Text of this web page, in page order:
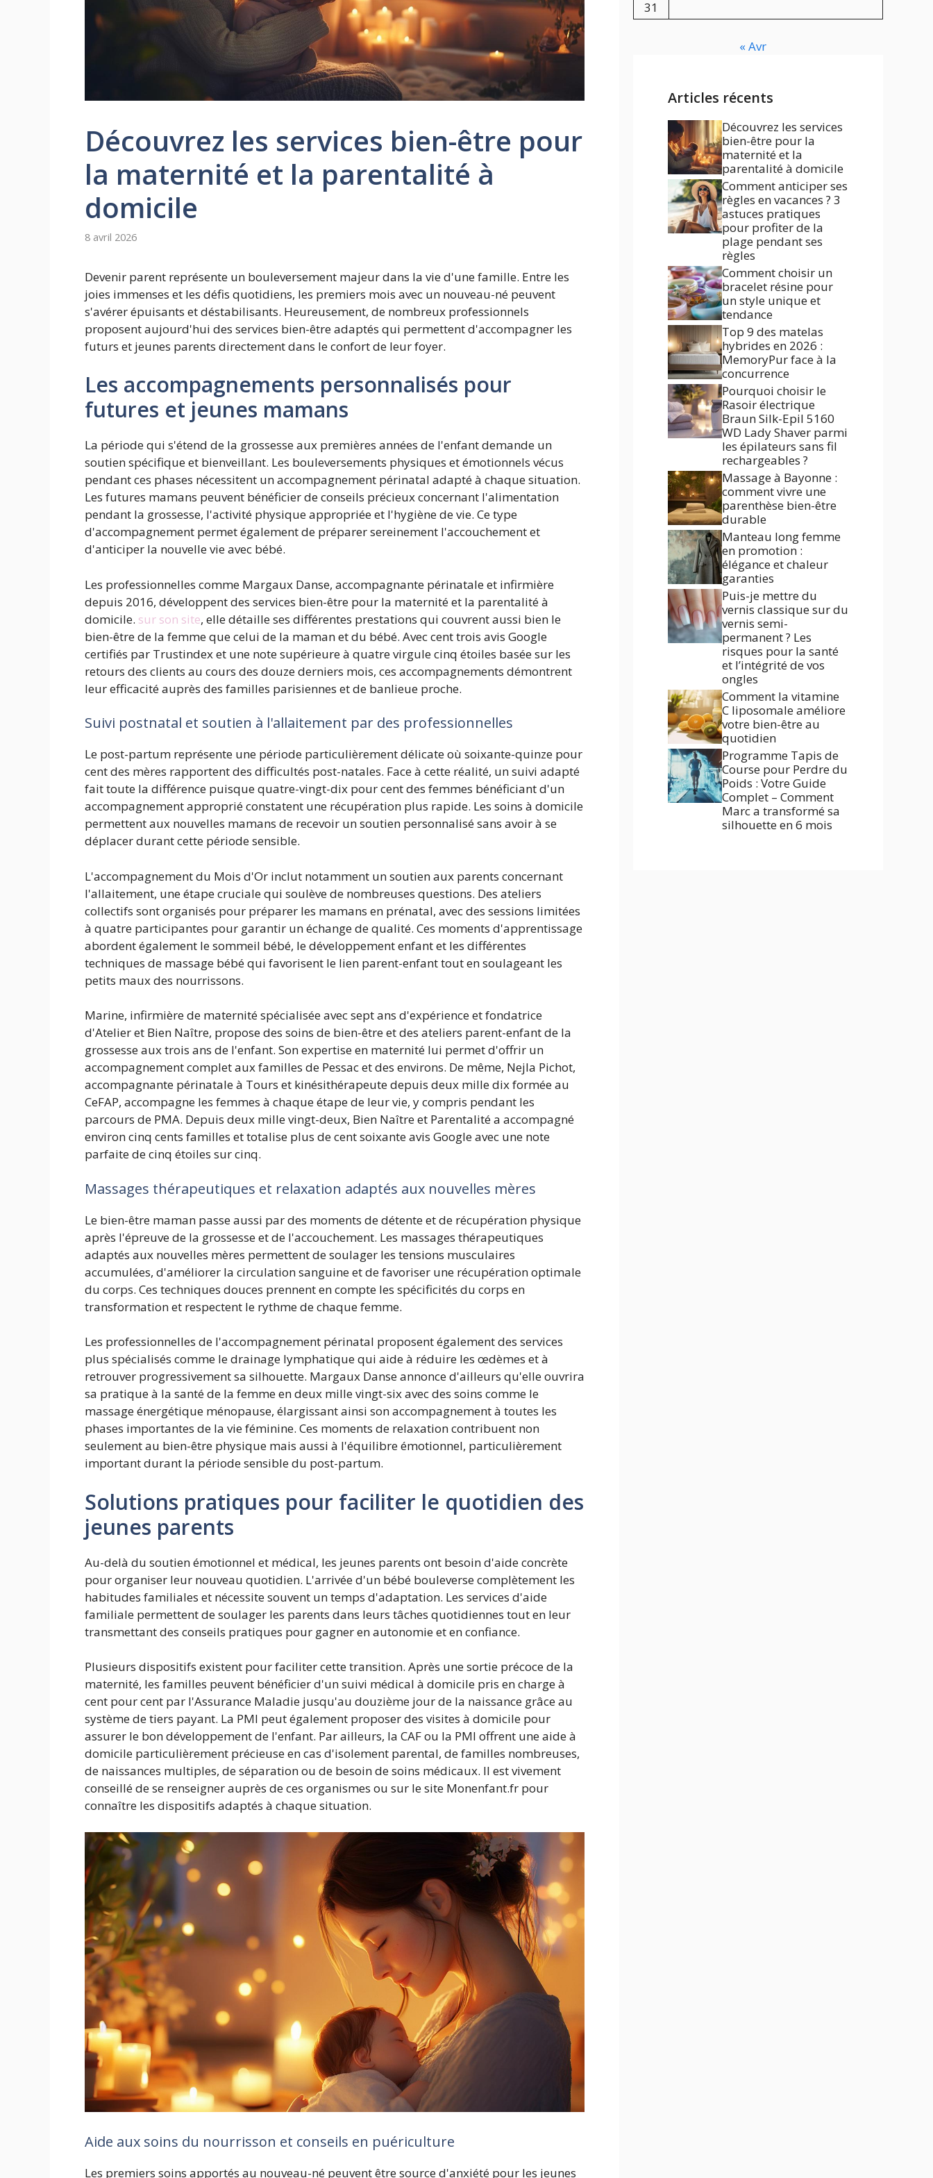
Découvrez les services bien-être pour
la maternité et la parentalité à
domicile
8 avril 2026
Devenir parent représente un bouleversement majeur dans la vie d'une famille. Entre les
joies immenses et les défis quotidiens, les premiers mois avec un nouveau-né peuvent
s'avérer épuisants et déstabilisants. Heureusement, de nombreux professionnels
proposent aujourd'hui des services bien-être adaptés qui permettent d'accompagner les
futurs et jeunes parents directement dans le confort de leur foyer.
Les accompagnements personnalisés pour
futures et jeunes mamans
La période qui s'étend de la grossesse aux premières années de l'enfant demande un
soutien spécifique et bienveillant. Les bouleversements physiques et émotionnels vécus
pendant ces phases nécessitent un accompagnement périnatal adapté à chaque situation.
Les futures mamans peuvent bénéficier de conseils précieux concernant l'alimentation
pendant la grossesse, l'activité physique appropriée et l'hygiène de vie. Ce type
d'accompagnement permet également de préparer sereinement l'accouchement et
d'anticiper la nouvelle vie avec bébé.
Les professionnelles comme Margaux Danse, accompagnante périnatale et infirmière
depuis 2016, développent des services bien-être pour la maternité et la parentalité à
domicile. sur son site, elle détaille ses différentes prestations qui couvrent aussi bien le
bien-être de la femme que celui de la maman et du bébé. Avec cent trois avis Google
certifiés par Trustindex et une note supérieure à quatre virgule cinq étoiles basée sur les
retours des clients au cours des douze derniers mois, ces accompagnements démontrent
leur efficacité auprès des familles parisiennes et de banlieue proche.
Suivi postnatal et soutien à l'allaitement par des professionnelles
Le post-partum représente une période particulièrement délicate où soixante-quinze pour
cent des mères rapportent des difficultés post-natales. Face à cette réalité, un suivi adapté
fait toute la différence puisque quatre-vingt-dix pour cent des femmes bénéficiant d'un
accompagnement approprié constatent une récupération plus rapide. Les soins à domicile
permettent aux nouvelles mamans de recevoir un soutien personnalisé sans avoir à se
déplacer durant cette période sensible.
L'accompagnement du Mois d'Or inclut notamment un soutien aux parents concernant
l'allaitement, une étape cruciale qui soulève de nombreuses questions. Des ateliers
collectifs sont organisés pour préparer les mamans en prénatal, avec des sessions limitées
à quatre participantes pour garantir un échange de qualité. Ces moments d'apprentissage
abordent également le sommeil bébé, le développement enfant et les différentes
techniques de massage bébé qui favorisent le lien parent-enfant tout en soulageant les
petits maux des nourrissons.
Marine, infirmière de maternité spécialisée avec sept ans d'expérience et fondatrice
d'Atelier et Bien Naître, propose des soins de bien-être et des ateliers parent-enfant de la
grossesse aux trois ans de l'enfant. Son expertise en maternité lui permet d'offrir un
accompagnement complet aux familles de Pessac et des environs. De même, Nejla Pichot,
accompagnante périnatale à Tours et kinésithérapeute depuis deux mille dix formée au
CeFAP, accompagne les femmes à chaque étape de leur vie, y compris pendant les
parcours de PMA. Depuis deux mille vingt-deux, Bien Naître et Parentalité a accompagné
environ cinq cents familles et totalise plus de cent soixante avis Google avec une note
parfaite de cinq étoiles sur cinq.
Massages thérapeutiques et relaxation adaptés aux nouvelles mères
Le bien-être maman passe aussi par des moments de détente et de récupération physique
après l'épreuve de la grossesse et de l'accouchement. Les massages thérapeutiques
adaptés aux nouvelles mères permettent de soulager les tensions musculaires
accumulées, d'améliorer la circulation sanguine et de favoriser une récupération optimale
du corps. Ces techniques douces prennent en compte les spécificités du corps en
transformation et respectent le rythme de chaque femme.
Les professionnelles de l'accompagnement périnatal proposent également des services
plus spécialisés comme le drainage lymphatique qui aide à réduire les œdèmes et à
retrouver progressivement sa silhouette. Margaux Danse annonce d'ailleurs qu'elle ouvrira
sa pratique à la santé de la femme en deux mille vingt-six avec des soins comme le
massage énergétique ménopause, élargissant ainsi son accompagnement à toutes les
phases importantes de la vie féminine. Ces moments de relaxation contribuent non
seulement au bien-être physique mais aussi à l'équilibre émotionnel, particulièrement
important durant la période sensible du post-partum.
Solutions pratiques pour faciliter le quotidien des
jeunes parents
Au-delà du soutien émotionnel et médical, les jeunes parents ont besoin d'aide concrète
pour organiser leur nouveau quotidien. L'arrivée d'un bébé bouleverse complètement les
habitudes familiales et nécessite souvent un temps d'adaptation. Les services d'aide
familiale permettent de soulager les parents dans leurs tâches quotidiennes tout en leur
transmettant des conseils pratiques pour gagner en autonomie et en confiance.
Plusieurs dispositifs existent pour faciliter cette transition. Après une sortie précoce de la
maternité, les familles peuvent bénéficier d'un suivi médical à domicile pris en charge à
cent pour cent par l'Assurance Maladie jusqu'au douzième jour de la naissance grâce au
système de tiers payant. La PMI peut également proposer des visites à domicile pour
assurer le bon développement de l'enfant. Par ailleurs, la CAF ou la PMI offrent une aide à
domicile particulièrement précieuse en cas d'isolement parental, de familles nombreuses,
de naissances multiples, de séparation ou de besoin de soins médicaux. Il est vivement
conseillé de se renseigner auprès de ces organismes ou sur le site Monenfant.fr pour
connaître les dispositifs adaptés à chaque situation.
Aide aux soins du nourrisson et conseils en puériculture
Les premiers soins apportés au nouveau-né peuvent être source d'anxiété pour les jeunes
31
« Avr
Articles récents
Découvrez les services
bien-être pour la
maternité et la
parentalité à domicile
Comment anticiper ses
règles en vacances ? 3
astuces pratiques
pour profiter de la
plage pendant ses
règles
Comment choisir un
bracelet résine pour
un style unique et
tendance
Top 9 des matelas
hybrides en 2026 :
MemoryPur face à la
concurrence
Pourquoi choisir le
Rasoir électrique
Braun Silk-Epil 5160
WD Lady Shaver parmi
les épilateurs sans fil
rechargeables ?
Massage à Bayonne :
comment vivre une
parenthèse bien-être
durable
Manteau long femme
en promotion :
élégance et chaleur
garanties
Puis-je mettre du
vernis classique sur du
vernis semi-
permanent ? Les
risques pour la santé
et l’intégrité de vos
ongles
Comment la vitamine
C liposomale améliore
votre bien-être au
quotidien
Programme Tapis de
Course pour Perdre du
Poids : Votre Guide
Complet – Comment
Marc a transformé sa
silhouette en 6 mois